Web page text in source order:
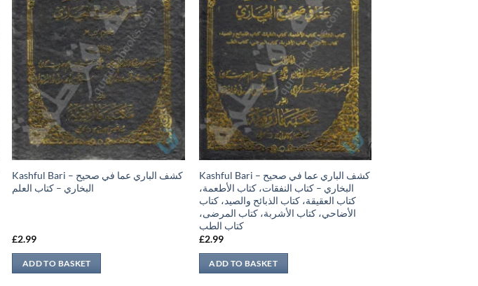
Kashful Bari – كشف الباري عما في صحيح
البخاري – كتاب العلم
£2.99
ADD TO BASKET
Kashful Bari – كشف الباري عما في صحيح
البخاري – كتاب النفقات، كتاب الأطعمة،
كتاب العقيقة، كتاب الذبائح والصيد، كتاب
الأضاحي، كتاب الأشربة، كتاب المرضى،
كتاب الطب
£2.99
ADD TO BASKET